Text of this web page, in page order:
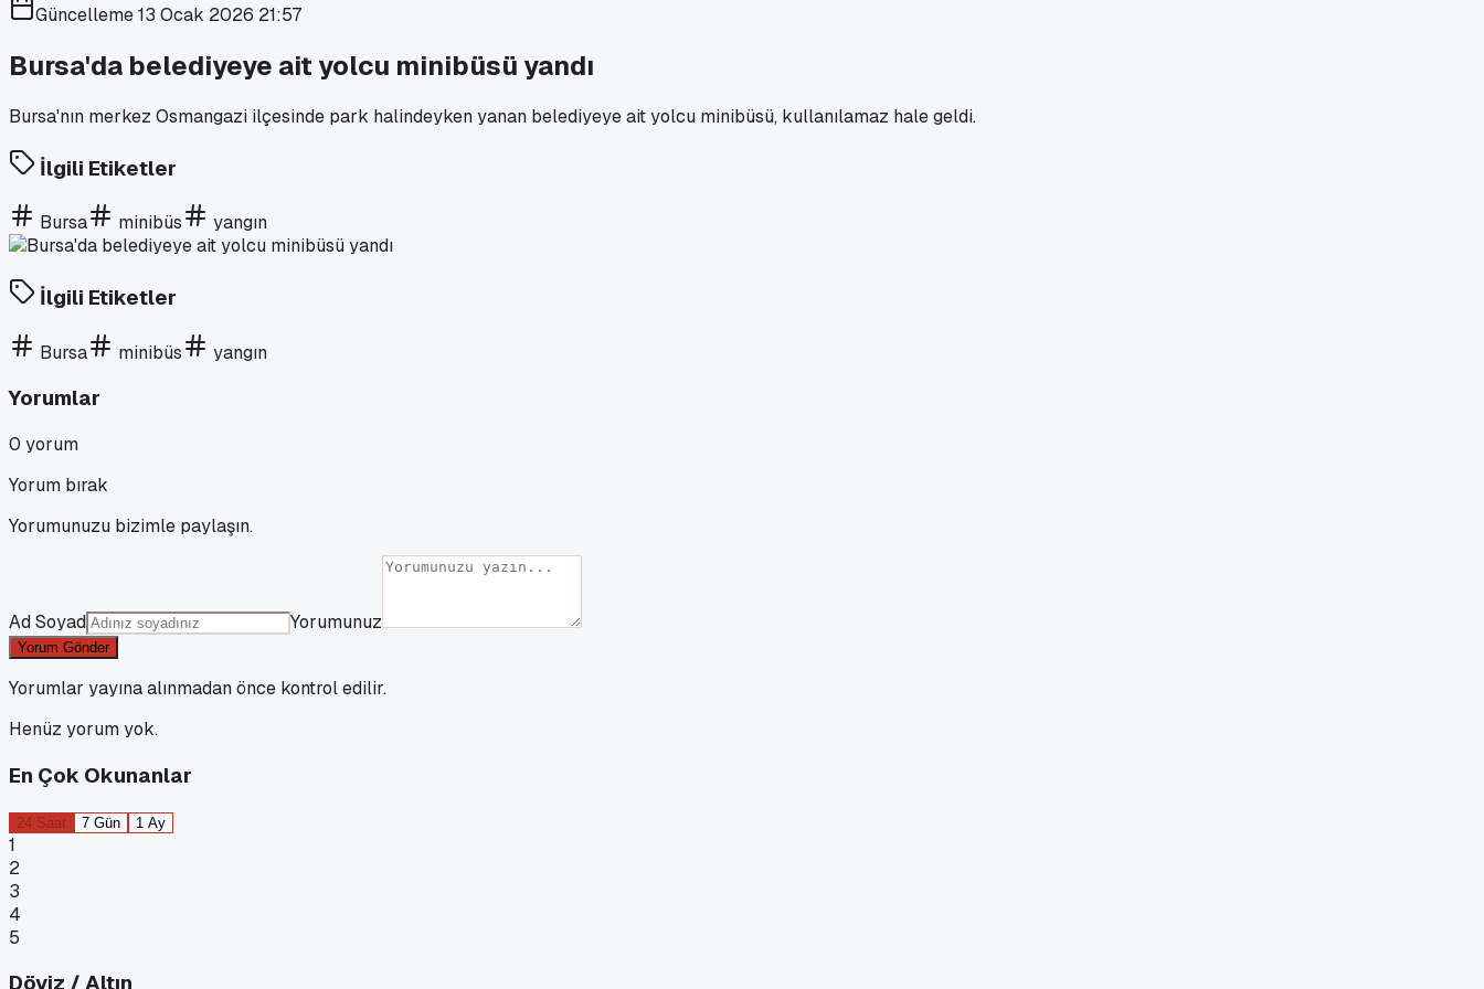
Güncelleme13 Ocak 2026 21:57
Bursa'da belediyeye ait yolcu minibüsü yandı
Bursa'nın merkez Osmangazi ilçesinde park halindeyken yanan belediyeye ait yolcu minibüsü, kullanılamaz hale geldi.
İlgili Etiketler
Bursa minibüs yangın
İlgili Etiketler
Bursa minibüs yangın
Yorumlar
0 yorum
Yorum bırak
Yorumunuzu bizimle paylaşın.
Ad Soyad Yorumunuz
Yorum Gönder
Yorumlar yayına alınmadan önce kontrol edilir.
Henüz yorum yok.
En Çok Okunanlar
24 Saat 7 Gün 1 Ay
1
2
3
4
5
Döviz / Altın